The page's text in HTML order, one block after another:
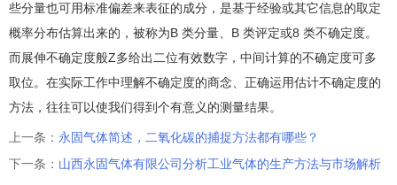
些分量也可用标准偏差来表征的成分，是基于经验或其它信息的取定
概率分布估算出来的，被称为B 类分量、B 类评定或8 类不确定度。
而展伸不确定度般Z多给出二位有效数字，中间计算的不确定度可多
取位。在实际工作中理解不确定度的商念、正确运用估计不确定度的
方法，往往可以使我们得到个有意义的测量结果。
上一条： 永固气体简述，二氧化碳的捕捉方法都有哪些？
下一条： 山西永固气体有限公司分析工业气体的生产方法与市场解析